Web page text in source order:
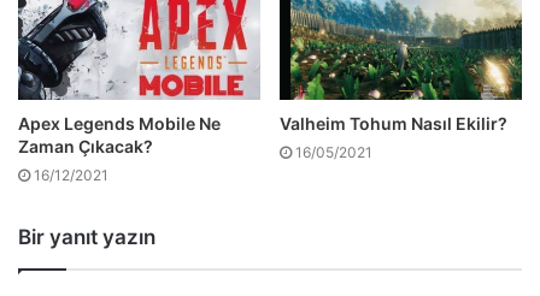
Apex Legends Mobile Ne
Zaman Çıkacak?
16/12/2021
Valheim Tohum Nasıl Ekilir?
16/05/2021
Bir yanıt yazın